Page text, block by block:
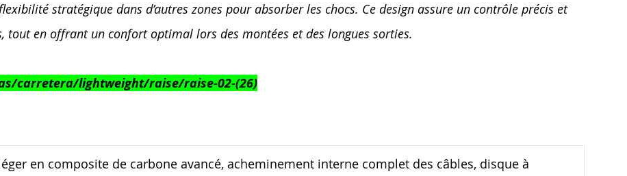
stratégique dans d’autres zones pour absorber les chocs. Ce design assure un contrôle précis et
tout en offrant un confort optimal lors des montées et des longues sorties.
carretera/lightweight/raise/raise-02-(26)
en composite de carbone avancé, acheminement interne complet des câbles, disque à